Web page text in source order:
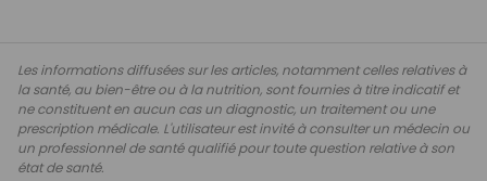
Les informations diffusées sur les articles, notamment celles relatives à
la santé, au bien-être ou à la nutrition, sont fournies à titre indicatif et
ne constituent en aucun cas un diagnostic, un traitement ou une
prescription médicale. L'utilisateur est invité à consulter un médecin ou
un professionnel de santé qualifié pour toute question relative à son
état de santé.